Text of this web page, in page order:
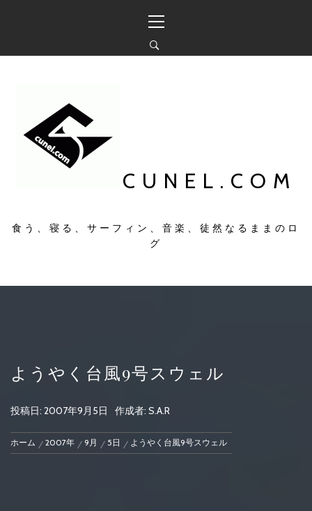
ン
イ
ン
メ
CUNEL.COM
食う、寝る、サーフィン、音楽、徒然なるままのロ
グ
ようやく台風9号スウェル
投稿日: 2007年9月5日 作成者: S.A.R
ホーム 2007年 9月 5日 ようやく台風9号スウェル